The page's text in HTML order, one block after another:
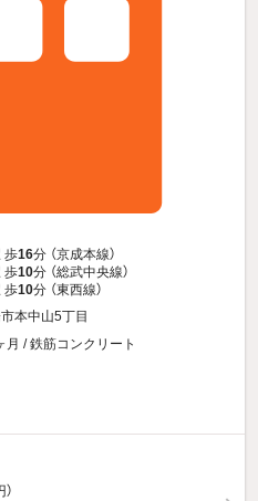
歩16分 （京成本線）
歩10分 （総武中央線）
歩10分 （東西線）
本中山5丁目
月 / 鉄筋コンクリート